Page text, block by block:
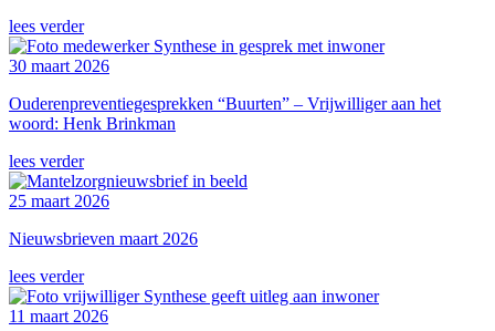
lees verder
30 maart 2026
Ouderenpreventiegesprekken “Buurten” – Vrijwilliger aan het
woord: Henk Brinkman
lees verder
25 maart 2026
Nieuwsbrieven maart 2026
lees verder
11 maart 2026